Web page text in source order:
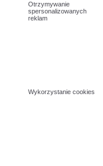
Otrzymywanie
spersonalizowanych
reklam
Wykorzystanie cookies